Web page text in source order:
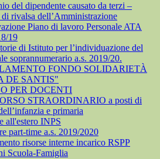
del dipendente causato da terzi –
rivalsa dell’Amministrazione
Piano di lavoro Personale ATA
19
di Istituto per l’individuazione del
soprannumerario a.s. 2019/20.
FONDO SOLIDARIETÀ
DE SANTIS"
PER DOCENTI
STRAORDINARIO a posti di
e primaria
all'estero INPS
part-time a.s. 2019/2020
risorse interne incarico RSPP
Scuola-Famiglia